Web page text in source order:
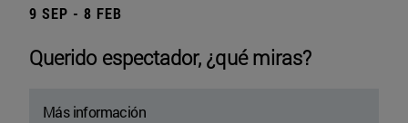
9 SEP - 8 FEB
Querido espectador, ¿qué miras?
Más información